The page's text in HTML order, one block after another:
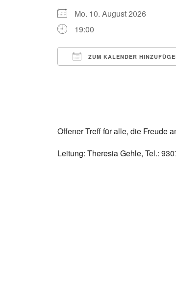
Mo. 10. August 2026
19:00
ZUM KALENDER
Offener Treff für alle, die Freude
Leitung: Theresia Gehle, Tel.: